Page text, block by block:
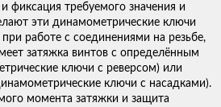
и фиксация требуемого значения и
эти динамометрические ключи
работе с соединениями на резьбе,
затяжка винтов с определённым
ключи с реверсом) или
ключи с насадками).
момента затяжки и защита